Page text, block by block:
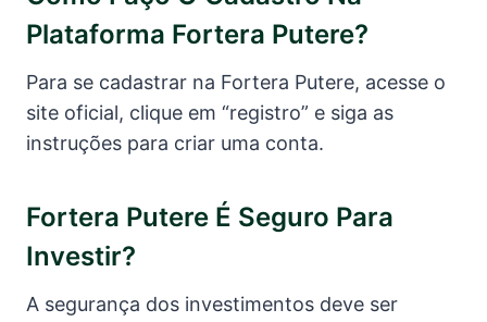
Plataforma Fortera Putere?
Para se cadastrar na Fortera Putere, acesse o
site oficial, clique em “registro” e siga as
instruções para criar uma conta.
Fortera Putere É Seguro Para
Investir?
A segurança dos investimentos deve ser